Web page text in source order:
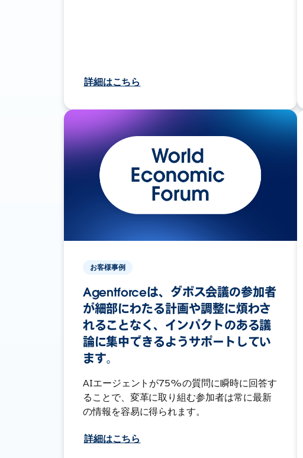
詳細はこちら
お客様事例
Agentforceは、ダボス会議の参加者
が細部にわたる計画や調整に煩わさ
れることなく、インパクトのある議
論に集中できるようサポートしてい
ます。
AIエージェントが75%の質問に瞬時に回答す
ることで、変革に取り組む参加者は常に最新
の情報を容易に得られます。
詳細はこちら